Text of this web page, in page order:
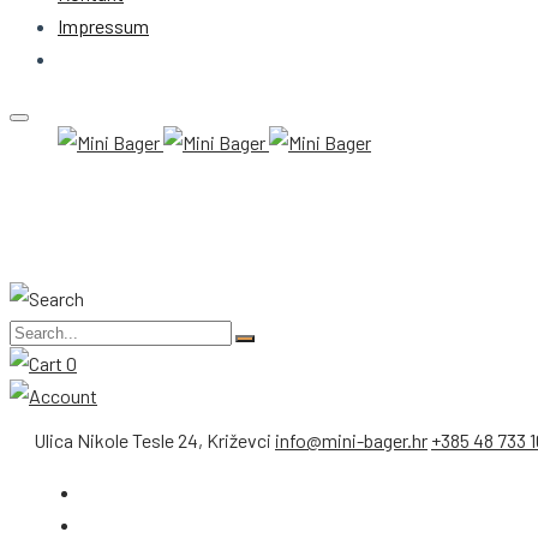
Impressum
0
Ulica Nikole Tesle 24, Križevci info@mini-bager.hr +385 48 733